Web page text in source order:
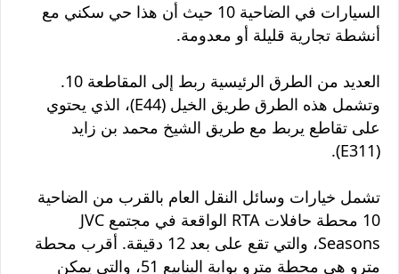
السيارات في الضاحية 10 حيث أن هذا حي سكني مع
أنشطة تجارية قليلة أو معدومة.
العديد من الطرق الرئيسية ربط إلى المقاطعة 10.
وتشمل هذه الطرق طريق الخيل (E44)، الذي يحتوي
على تقاطع يربط مع طريق الشيخ محمد بن زايد
(E311).
تشمل خيارات وسائل النقل العام بالقرب من الضاحية
10 محطة حافلات RTA الواقعة في مجتمع JVC
Seasons، والتي تقع على بعد 12 دقيقة. أقرب محطة
مترو هي محطة مترو بوابة الينابيع 51، والتي يمكن